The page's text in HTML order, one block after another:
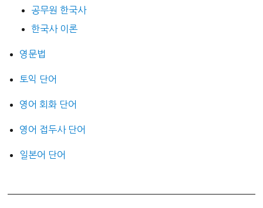
공무원 한국사
한국사 이론
영문법
토익 단어
영어 회화 단어
영어 접두사 단어
일본어 단어